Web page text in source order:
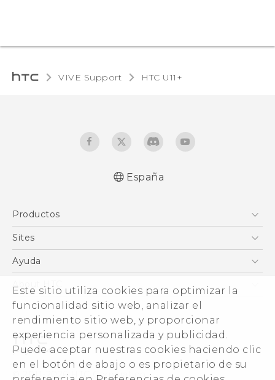
Este sitio utiliza cookies para optimizar la
funcionalidad sitio web, analizar el
rendimiento sitio web, y proporcionar
experiencia personalizada y publicidad.
Puede aceptar nuestras cookies haciendo clic
en el botón de abajo o es propietario de su
VIVE Support HTC U11+‎
seguridad
English - User manual
English - Safety and regulatory guide
España
Productos
Smartphones
VIVE
Accesorios
Sites
HTC Vive
Inicio
Ayuda
eCommerce Support
About HTC
ESG
Información corporativa
Inversores (inglés)
Cookie Preferences
© 2011-2026 HTC Corporation